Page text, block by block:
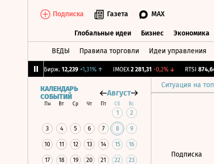
Подписка Газета MAX
Глобальные идеи Бизнес Экономика
ВЕДЫ Правила торговли Идеи управления
CNY Бирж. 12,239 +1,31%↑ IMOEX 2 281,31 -0,2%↓ RTSI 874,64
Ситуация на
КАЛЕНДАРЬ
СОБЫТИЙ
Август
Пн Вт Ср Чт Пт Сб Вс
1 2
3 4 5 6 7 8 9
10 11 12 13 14 15 16
17 18 19 20 21 22 23
Подписка